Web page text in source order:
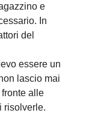
e
In
del
essere un
lascio mai
alle
risolverle.